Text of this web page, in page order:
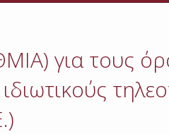
για τους